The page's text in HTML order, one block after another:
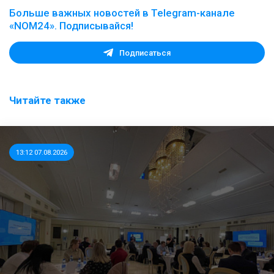
Больше важных новостей в Telegram-канале
«NOM24». Подписывайся!
Подписаться
Читайте также
13:12 07.08.2026